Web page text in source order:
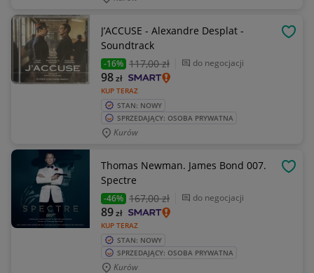
J’ACCUSE - Alexandre Desplat -
Soundtrack
-16% 117,00 zł do negocjacji
KUP TERAZ
98zł
STAN: NOWY
SPRZEDAJĄCY: OSOBA PRYWATNA
Kurów
Thomas Newman. James Bond 007.
Spectre
-46% 167,00 zł do negocjacji
KUP TERAZ
89zł
STAN: NOWY
SPRZEDAJĄCY: OSOBA PRYWATNA
Kurów